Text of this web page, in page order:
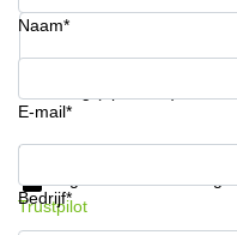
Hengelo
Nijmegen
Naam*
E-mail*
Bedrijf*
Krijg informatie en prijzen
Trustpilot